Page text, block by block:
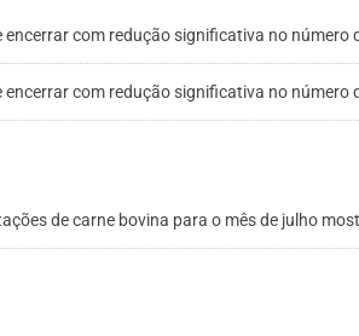
encerrar com redução significativa no número
encerrar com redução significativa no número
de carne bovina para o mês de julho